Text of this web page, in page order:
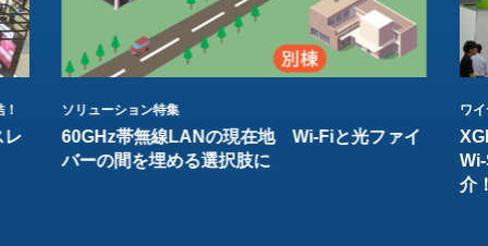
レ
ソリューション特集
60GHz帯無線LANの現在地 Wi-Fiと光ファイ
バーの間を埋める選択肢に
ワ
介